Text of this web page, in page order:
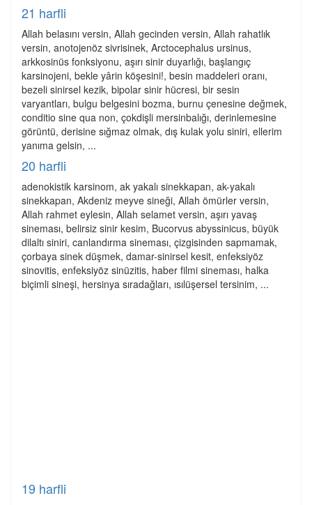
21 harfli
Allah belasını versin, Allah gecinden versin, Allah rahatlık
versin, anotojenöz sivrisinek, Arctocephalus ursinus,
arkkosinüs fonksiyonu, aşırı sinir duyarlığı, başlangıç
karsinojeni, bekle yârin köşesini!, besin maddeleri oranı,
bezeli sinirsel kezik, bipolar sinir hücresi, bir sesin
varyantları, bulgu belgesini bozma, burnu çenesine değmek,
conditio sine qua non, çokdişli mersinbalığı, derinlemesine
görüntü, derisine sığmaz olmak, dış kulak yolu siniri, ellerim
yanıma gelsin, ...
20 harfli
adenokistik karsinom, ak yakalı sinekkapan, ak-yakalı
sinekkapan, Akdeniz meyve sineği, Allah ömürler versin,
Allah rahmet eylesin, Allah selamet versin, aşırı yavaş
sineması, belirsiz sinir kesim, Bucorvus abyssinicus, büyük
dilaltı siniri, canlandırma sineması, çizgisinden sapmamak,
çorbaya sinek düşmek, damar-sinirsel kesit, enfeksiyöz
sinovitis, enfeksiyöz sinüzitis, haber filmi sineması, halka
biçimli sineşi, hersinya sıradağları, ısılüşersel tersinim, ...
19 harfli